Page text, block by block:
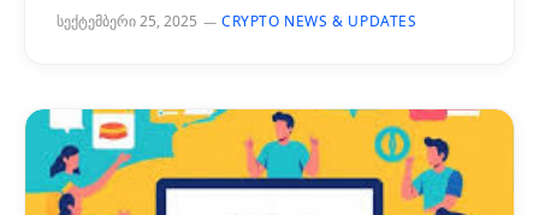
სექტემბერი 25, 2025 CRYPTO NEWS & UPDATES